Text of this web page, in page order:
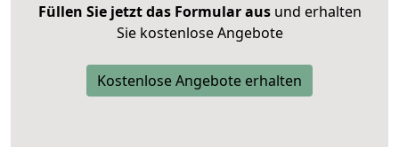
Füllen Sie jetzt das Formular ausund erhalten
Sie kostenlose Angebote
Kostenlose Angebote erhalten